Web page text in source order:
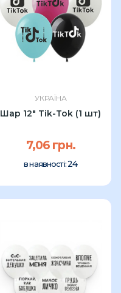
УКРАЇНА
Шар 12" Tik-Tok (1 шт)
7,06 грн.
в наявності:24